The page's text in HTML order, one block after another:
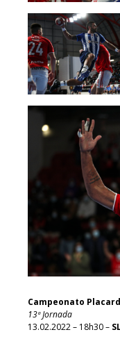
Campeonato
13ª Jornada
13.02.2022 – 18h30 –